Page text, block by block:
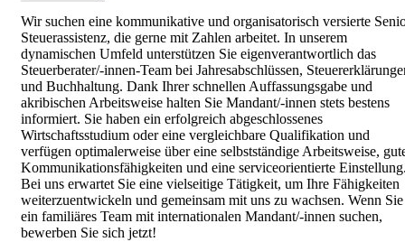
Wir suchen eine kommunikative und organisatorisch versierte
Steuerassistenz, die gerne mit Zahlen arbeitet. In unserem
dynamischen Umfeld unterstützen Sie eigenverantwortlich das
Steuerberater/-innen-Team bei Jahresabschlüssen,
und Buchhaltung. Dank Ihrer schnellen Auffassungsgabe und
akribischen Arbeitsweise halten Sie Mandant/-innen stets bestens
informiert. Sie haben ein erfolgreich abgeschlossenes
Wirtschaftsstudium oder eine vergleichbare Qualifikation und
verfügen optimalerweise über eine selbstständige Arbeitsweise,
Kommunikationsfähigkeiten und eine serviceorientierte
Bei uns erwartet Sie eine vielseitige Tätigkeit, um Ihre Fähigkeiten
weiterzuentwickeln und gemeinsam mit uns zu wachsen. Wenn Sie
ein familiäres Team mit internationalen Mandant/-innen suchen,
bewerben Sie sich jetzt!